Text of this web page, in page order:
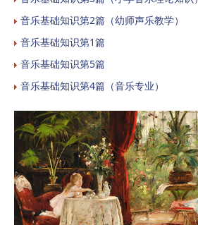
音乐基础知识第2篇（幼师声乐教学）
音乐基础知识第1篇
音乐基础知识第5篇
音乐基础知识第4篇（音乐专业）